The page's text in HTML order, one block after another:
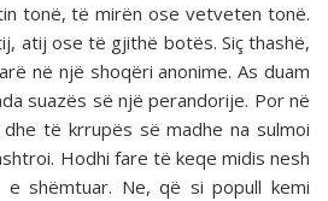
tonë, të mirën ose vetveten tonë.
atij ose të gjithë botës. Siç thashë,
në një shoqëri anonime. As duam
suazës së një perandorije. Por në
të krrupës së madhe na sulmoi
Hodhi fare të keqe midis nesh
e shëmtuar. Ne, që si popull kemi